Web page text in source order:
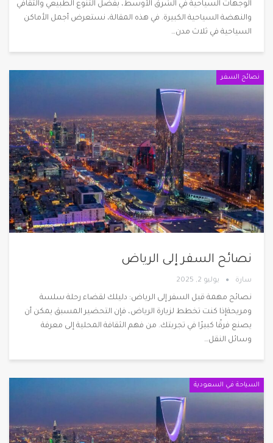
الوجهات السياحية في الشرق الأوسط، بفضل التنوع الطبيعي والثقافي
والنهضة السياحية الكبيرة. في هذه المقالة، نستعرض أجمل الأماكن
السياحية في ثلاث مدن…
نصائح السفر
نصائح السفر إلى الرياض
سارة يوليو 2, 2025
نصائح مهمة قبل السفر إلى الرياض: دليلك لقضاء رحلة سلسة
ومريحةإذا كنت تخطط لزيارة الرياض، فإن التحضير المسبق يمكن أن
يصنع فرقًا كبيرًا في تجربتك. من فهم الثقافة المحلية إلى معرفة
وسائل النقل…
السياحة في السعودية